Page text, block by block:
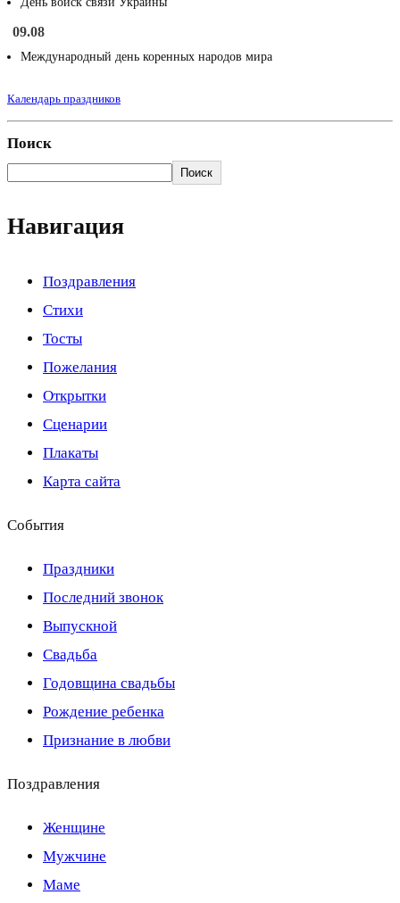
09.08
Международный день коренных народов мира
Календарь праздников
Поиск
Поиск
Навигация
Поздравления
Стихи
Тосты
Пожелания
Открытки
Сценарии
Плакаты
Карта сайта
События
Праздники
Последний звонок
Выпускной
Свадьба
Годовщина свадьбы
Рождение ребенка
Признание в любви
Поздравления
Женщине
Мужчине
Маме